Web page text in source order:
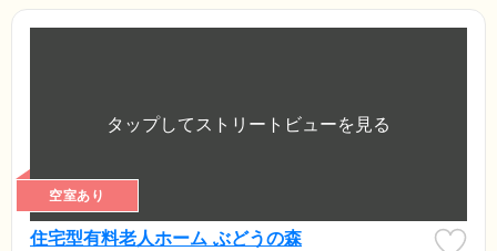
空室あり
住宅型有料老人ホーム ぶどうの森